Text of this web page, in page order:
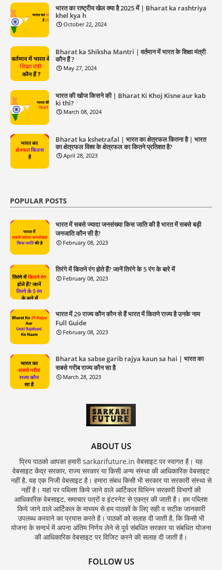
भारत का राष्ट्रीय खेल क्या है 2025 में | Bharat ka rashtriya
khel kya h
October 22, 2024
Bharat ka Shiksha Mantri | वर्तमान में भारत के शिक्षा मंत्री
कौन हैं ?
May 27, 2024
भारत की खोज किसने की | Bharat Ki Khoj Kisne aur kab
ki thi?
March 08, 2024
Bharat ka kshetrafal | भारत का क्षेत्रफल कितना है | भारत
का क्षेत्रफल विश्व के क्षेत्रफल का कितने प्रतिशत है?
April 28, 2023
POPULAR POSTS
भारत में सबसे ज्यादा जनसंख्या किस जाति की है भारत में सबसे बड़ी
जनजाति कौन सी है?
February 08, 2023
तिरंगे में कितने रंग होते हैं? जानें तिरंगे के 5 रंग के बारे में
February 08, 2023
भारत में 29 राज्य कौन कौन से हैं भारत में कितने राज्य है उनके नाम
Full Guide
February 08, 2023
Bharat ka sabse garib rajya kaun sa hai | भारत का
सबसे गरीब राज्य कौन सा है
March 28, 2023
ABOUT US
प्रिय पाठको आपका हमारी sarkarifuture.in वेबसाइट पर स्वागत है। यह
वेबसाइट केंद्र सरकार, राज्य सरकार या किसी अन्य संस्था की आधिकारिक वेबसाइट
नहीं है, यह एक निजी वेबसाइट है। हमारा संबध किसी भी सरकार या सरकारी संस्था से
नहीं है। यहां पर पब्लिश किये जाने वाले आर्टिकल विभिन्न सरकारी विभागों की
आधिकारिक वेबसाइट, समाचार पत्रों व इंटरनेट से एकत्र की जाती है। हम पब्लिश
किये जाने वाले आर्टिकल के माध्यम से हम पाठकों के लिए सही व सटीक जानकारी
उपलब्ध करवाने का प्रयास करते है। पाठकों को सलाह दी जाती है, कि किसी भी
योजना के सन्दर्भ में अपना अंतिम निर्णय लेने से पूर्व संबधित सरकार या संबधित योजना
की आधिकारिक वेबसाइट पर विजिट करने की सलाह दी जाती है।
FOLLOW US